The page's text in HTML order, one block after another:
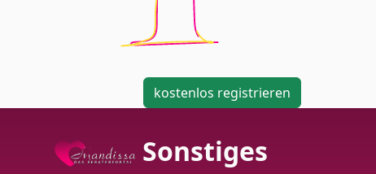
kostenlos registrieren
Sonstiges